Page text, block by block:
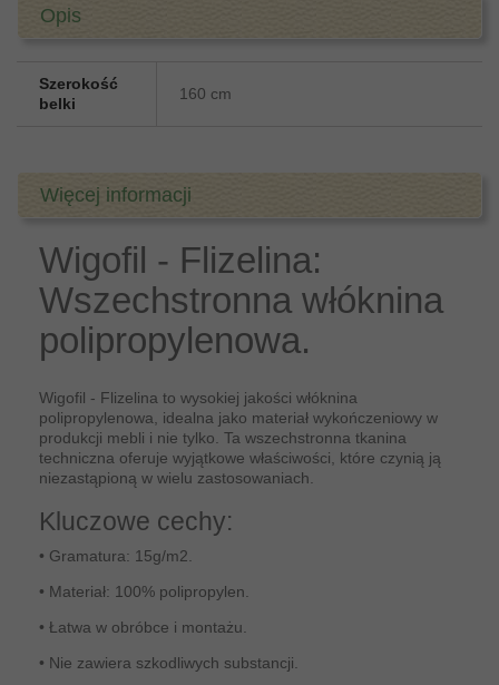
Opis
Szerokość
belki
160 cm
Więcej informacji
Wigofil - Flizelina:
Wszechstronna włóknina
polipropylenowa.
Wigofil - Flizelina to wysokiej jakości włóknina
polipropylenowa, idealna jako materiał wykończeniowy w
produkcji mebli i nie tylko. Ta wszechstronna tkanina
techniczna oferuje wyjątkowe właściwości, które czynią ją
niezastąpioną w wielu zastosowaniach.
Kluczowe cechy:
• Gramatura: 15g/m2.
• Materiał: 100% polipropylen.
• Łatwa w obróbce i montażu.
• Nie zawiera szkodliwych substancji.